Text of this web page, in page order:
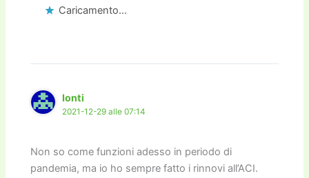
Caricamento...
Ionti
2021-12-29 alle 07:14
Non so come funzioni adesso in periodo di
pandemia, ma io ho sempre fatto i rinnovi all’ACI.